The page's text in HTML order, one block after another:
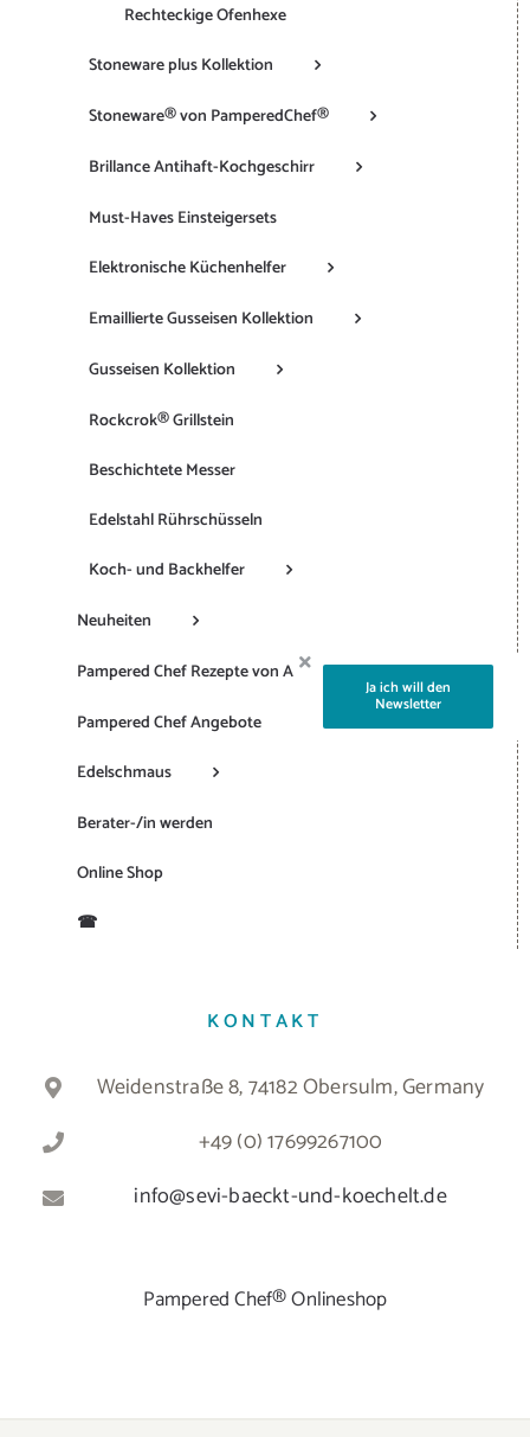
Rechteckige Ofenhexe
Stoneware plus Kollektion
Stoneware® von PamperedChef®
Brillance Antihaft-Kochgeschirr
Must-Haves Einsteigersets
Elektronische Küchenhelfer
Emaillierte Gusseisen Kollektion
Gusseisen Kollektion
Rockcrok® Grillstein
Beschichtete Messer
Edelstahl Rührschüsseln
Koch- und Backhelfer
Neuheiten
Pampered Chef Rezepte von A-Z
Pampered Chef Angebote
Edelschmaus
Berater-/in werden
Online Shop
☎
KONTAKT
Weidenstraße 8, 74182 Obersulm, Germany
+49 (0) 17699267100
info@sevi-baeckt-und-koechelt.de
Pampered Chef® Onlineshop
Ja ich will den
Newsletter